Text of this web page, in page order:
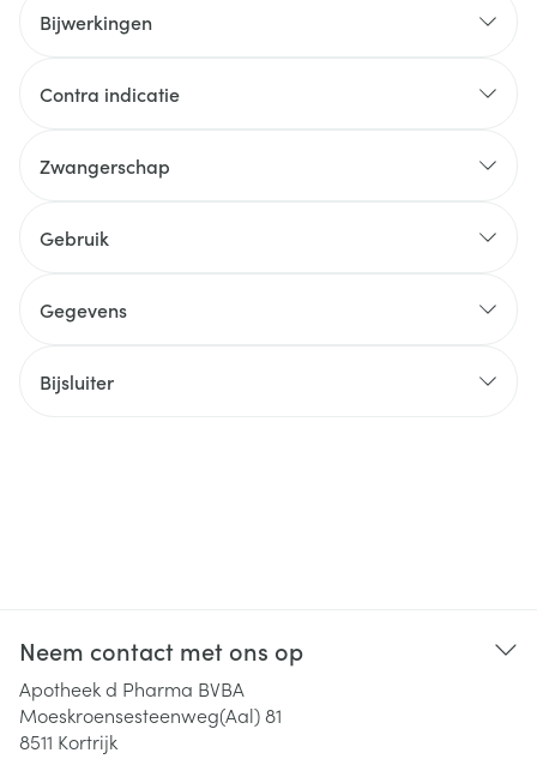
Bijwerkingen
Contra indicatie
Zwangerschap
Gebruik
Gegevens
Bijsluiter
Neem contact met ons op
Apotheek d Pharma BVBA
Moeskroensesteenweg(Aal) 81
8511 Kortrijk